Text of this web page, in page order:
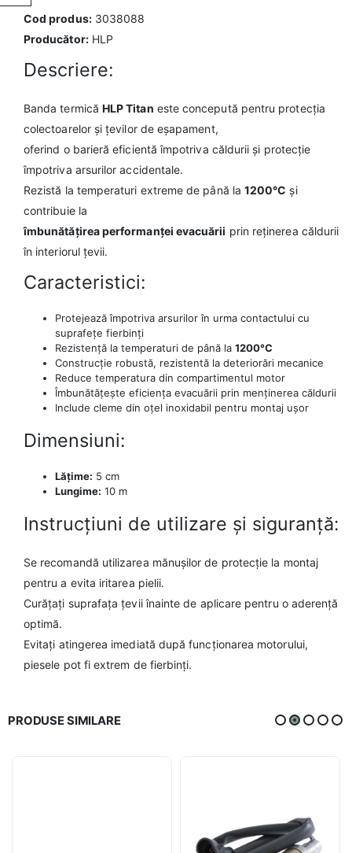
Cod produs:3038088
Producător:HLP
Descriere:
Banda termică HLP Titan este concepută pentru protecția
colectoarelor și țevilor de eșapament,
oferind o barieră eficientă împotriva căldurii și protecție
împotriva arsurilor accidentale.
Rezistă la temperaturi extreme de până la 1200°C și
contribuie la
îmbunătățirea performanței evacuării prin reținerea căldurii
în interiorul țevii.
Caracteristici:
Protejează împotriva arsurilor în urma contactului cu
suprafețe fierbinți
Rezistență la temperaturi de până la 1200°C
Construcție robustă, rezistentă la deteriorări mecanice
Reduce temperatura din compartimentul motor
Îmbunătățește eficiența evacuării prin menținerea căldurii
Include cleme din oțel inoxidabil pentru montaj ușor
Dimensiuni:
Lățime: 5 cm
Lungime: 10 m
Instrucțiuni de utilizare și siguranță:
Se recomandă utilizarea mănușilor de protecție la montaj
pentru a evita iritarea pielii.
Curățați suprafața țevii înainte de aplicare pentru o aderență
optimă.
Evitați atingerea imediată după funcționarea motorului,
piesele pot fi extrem de fierbinți.
PRODUSE SIMILARE